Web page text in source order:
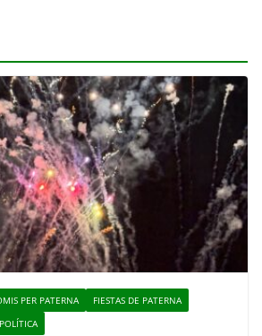
PER PATERNA
FIESTAS DE PATERNA
POLÍTICA